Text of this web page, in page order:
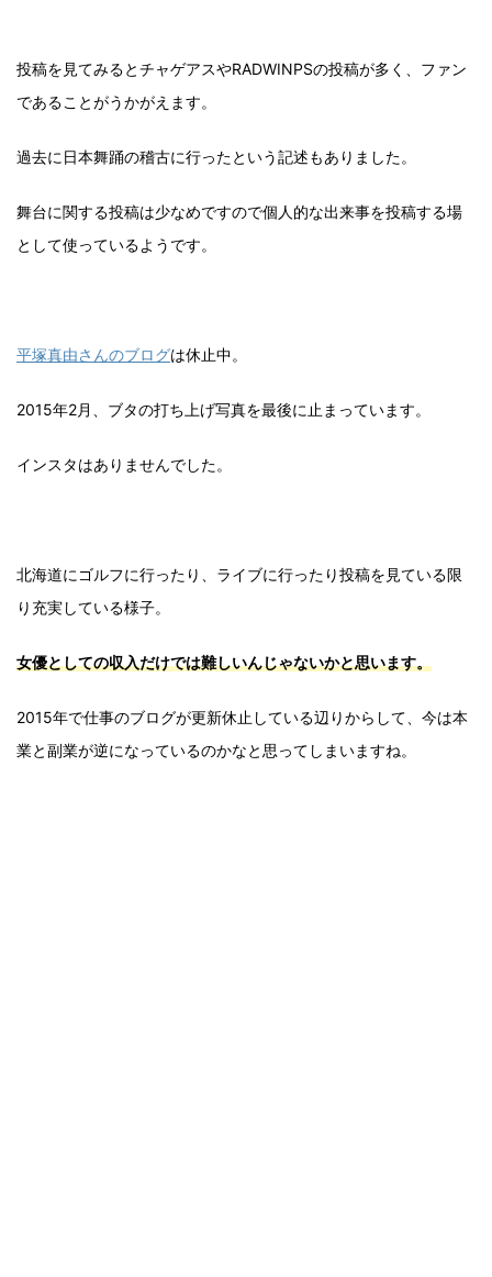
投稿を見てみるとチャゲアスやRADWINPSの投稿が多く、ファン
であることがうかがえます。
過去に日本舞踊の稽古に行ったという記述もありました。
舞台に関する投稿は少なめですので個人的な出来事を投稿する場
として使っているようです。
平塚真由さんのブログは休止中。
2015年2月、ブタの打ち上げ写真を最後に止まっています。
インスタはありませんでした。
北海道にゴルフに行ったり、ライブに行ったり投稿を見ている限
り充実している様子。
女優としての収入だけでは難しいんじゃないかと思います。
2015年で仕事のブログが更新休止している辺りからして、今は本
業と副業が逆になっているのかなと思ってしまいますね。